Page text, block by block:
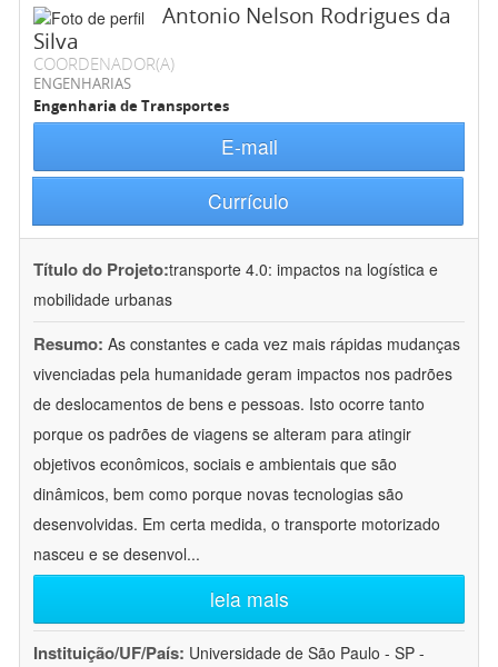
Antonio Nelson Rodrigues da
Silva
COORDENADOR(A)
ENGENHARIAS
Engenharia de Transportes
E-mail
Currículo
Título do Projeto:transporte 4.0: impactos na logística e
mobilidade urbanas
Resumo: As constantes e cada vez mais rápidas mudanças
vivenciadas pela humanidade geram impactos nos padrões
de deslocamentos de bens e pessoas. Isto ocorre tanto
porque os padrões de viagens se alteram para atingir
objetivos econômicos, sociais e ambientais que são
dinâmicos, bem como porque novas tecnologias são
desenvolvidas. Em certa medida, o transporte motorizado
nasceu e se desenvol...
leia mais
Instituição/UF/País: Universidade de São Paulo - SP -